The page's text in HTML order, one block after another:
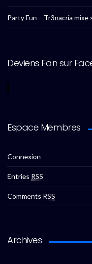
Party Fun – Tr3nacria mixe
Deviens Fan sur
Espace Membres
Connexion
Entries RSS
Comments RSS
Archives